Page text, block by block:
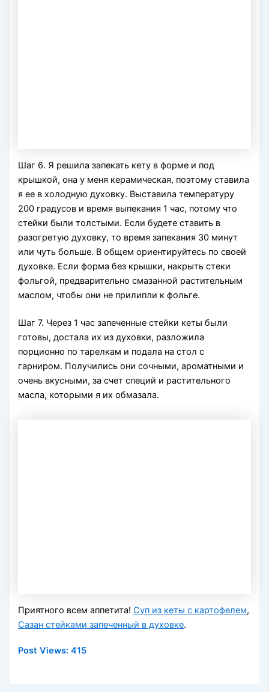
Шаг 6. Я решила запекать кету в форме и под
крышкой, она у меня керамическая, поэтому ставила
я ее в холодную духовку. Выставила температуру
200 градусов и время выпекания 1 час, потому что
стейки были толстыми. Если будете ставить в
разогретую духовку, то время запекания 30 минут
или чуть больше. В общем ориентируйтесь по своей
духовке. Если форма без крышки, накрыть стеки
фольгой, предварительно смазанной растительным
маслом, чтобы они не прилипли к фольге.
Шаг 7. Через 1 час запеченные стейки кеты были
готовы, достала их из духовки, разложила
порционно по тарелкам и подала на стол с
гарниром. Получились они сочными, ароматными и
очень вкусными, за счет специй и растительного
масла, которыми я их обмазала.
Приятного всем аппетита!Суп из кеты с картофелем,
Сазан стейками запеченный в духовке.
Post Views: 415